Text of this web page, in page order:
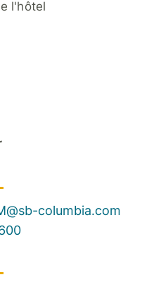
l'hôtel
columbia.com